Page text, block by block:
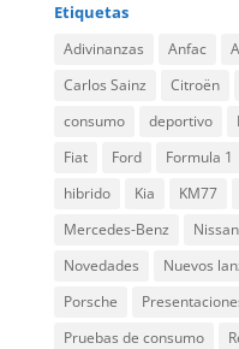
Etiquetas
Adivinanzas Anfac
Carlos Sainz
Citroën
consumo
deportivo
Fiat
Ford Formula 1
hibrido
Kia KM77
Mercedes-Benz
Nissan
Novedades
Nuevos
Porsche
Pruebas de consumo